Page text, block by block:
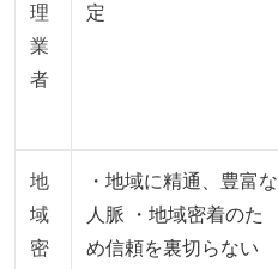
理
業
者
定
地
域
密
・地域に精通、豊富な
人脈 ・地域密着のた
め信頼を裏切らない